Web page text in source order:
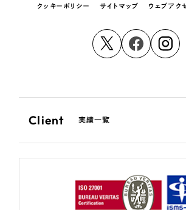
クッキーポリシー サイトマップ ウェブアク
Client 実績一覧